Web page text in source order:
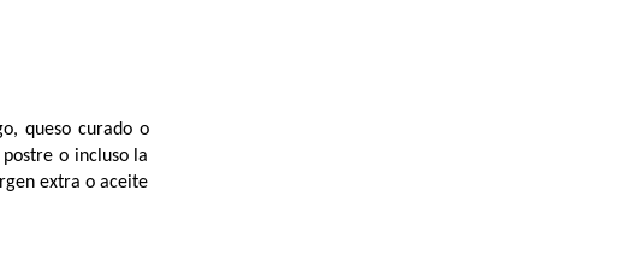
queso curado o
o incluso la
extra o aceite